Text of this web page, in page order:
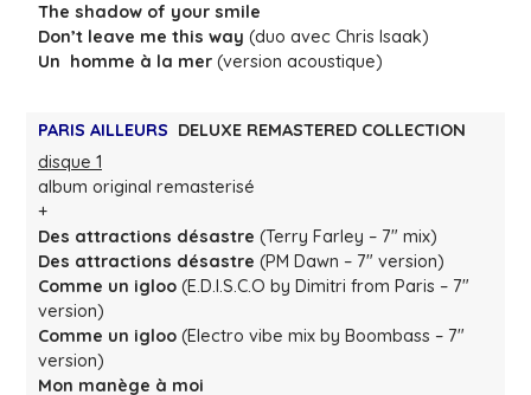
The shadow of your smile
Don’t leave me this way (duo avec Chris Isaak)
Un homme à la mer (version acoustique)
PARIS AILLEURS DELUXE REMASTERED COLLECTION
disque 1
album original remasterisé
+
Des attractions désastre (Terry Farley – 7″ mix)
Des attractions désastre (PM Dawn – 7″ version)
Comme un igloo (E.D.I.S.C.O by Dimitri from Paris – 7″
version)
Comme un igloo (Electro vibe mix by Boombass – 7″
version)
Mon manège à moi